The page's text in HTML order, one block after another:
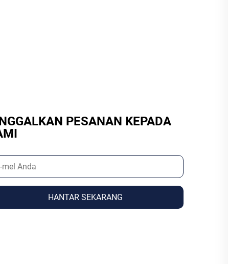
PESANAN KEPADA
HANTAR SEKARANG